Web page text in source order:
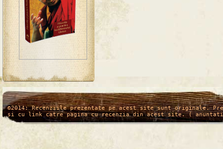
/* */
©2014: Recenziile prezentate pe acest site sunt originale.
si cu link catre pagina cu recenzia din acest site. (